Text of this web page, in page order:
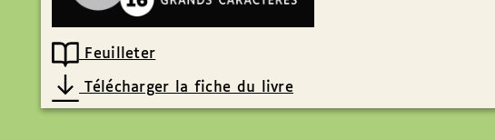
Feuilleter
Télécharger la fiche du livre